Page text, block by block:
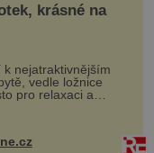
krásné na
k nejatraktivnějším
vedle ložnice
pro relaxaci a
textil –
a koberečky –
kouzelného